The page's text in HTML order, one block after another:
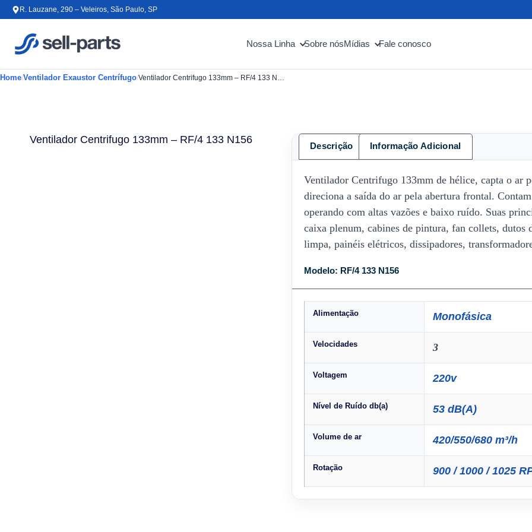
Ir para o conteúdo
R. Lauzane, 290 – Veleiros, São Paulo, SP
Nossa Linha Sobre nósMídias Fale conosco
Home/Ventilador Exaustor Centrífugo/
Ventilador Centrifugo 133mm – RF/4 133 N156
Descrição Informação Adicional
Ventilador Centrifugo 133mm de hélice, capta o ar
direciona a saída do ar pela abertura frontal.
operando com altas vazões e baixo ruído. Suas
caixa plenum, cabines de pintura, fan collets, dutos
limpa, painéis elétricos, dissipadores,
Modelo: RF/4 133 N156
Alimentação Monofásica
Velocidades 3
Voltagem 220v
Nível de Ruído db(a) 53 dB(A)
Volume de ar 420/550/680 m³/h
Rotação 900 / 1000 / 1025